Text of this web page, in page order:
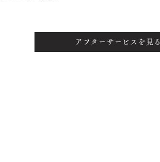
アフターサービスを見る